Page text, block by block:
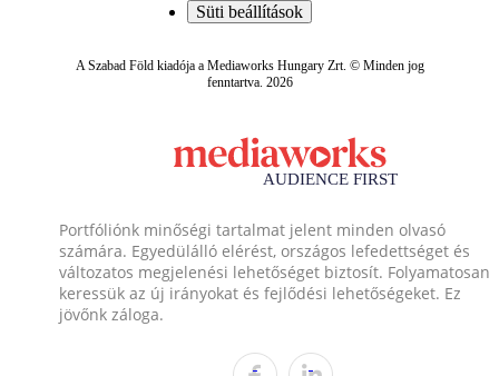
Süti beállítások
A Szabad Föld kiadója a Mediaworks Hungary Zrt. © Minden jog
fenntartva. 2026
Portfóliónk minőségi tartalmat jelent minden olvasó
számára. Egyedülálló elérést, országos lefedettséget és
változatos megjelenési lehetőséget biztosít. Folyamatosan
keressük az új irányokat és fejlődési lehetőségeket. Ez
jövőnk záloga.